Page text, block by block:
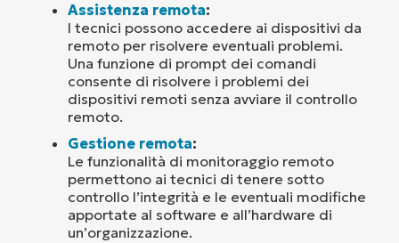
Assistenza remota:
I tecnici possono accedere ai dispositivi da
remoto per risolvere eventuali problemi.
Una funzione di prompt dei comandi
consente di risolvere i problemi dei
dispositivi remoti senza avviare il controllo
remoto.
Gestione remota:
Le funzionalità di monitoraggio remoto
permettono ai tecnici di tenere sotto
controllo l’integrità e le eventuali modifiche
apportate al software e all’hardware di
un’organizzazione.